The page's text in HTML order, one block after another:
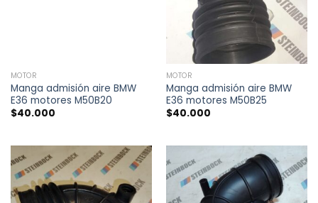
MOTOR
Manga admisión aire BMW
E36 motores M50B20
$40.000
MOTOR
Manga admisión aire BMW
E36 motores M50B25
$40.000